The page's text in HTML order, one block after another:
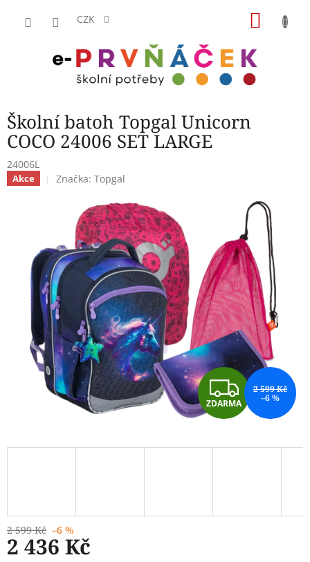
CZK
Školní batoh Topgal Unicorn
COCO 24006 SET LARGE
24006L
Akce Značka: Topgal
Z
D
A
ZDARMA
2 599 Kč
–6 %
2 599 Kč –6 %
2 436 Kč